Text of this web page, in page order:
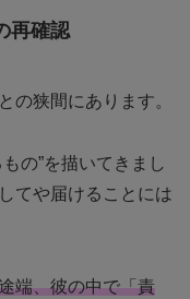
再確認
の狭間にあります。
の”を描いてきまし
てや届けることには
端、彼の中で「責